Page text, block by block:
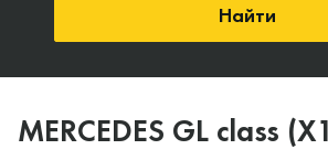
Найти
MERCEDES GL class